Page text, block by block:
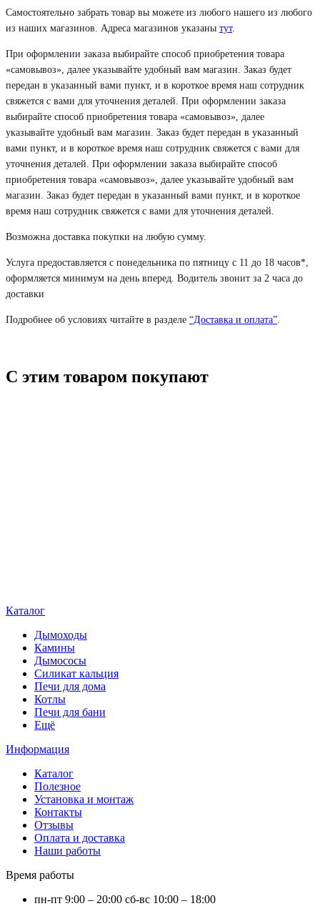
Самостоятельно забрать товар вы можете из любого нашего из любого
из наших магазинов. Адреса магазинов указаны тут.
При оформлении заказа выбирайте способ приобретения товара
«самовывоз», далее указывайте удобный вам магазин. Заказ будет
передан в указанный вами пункт, и в короткое время наш сотрудник
свяжется с вами для уточнения деталей. При оформлении заказа
выбирайте способ приобретения товара «самовывоз», далее
указывайте удобный вам магазин. Заказ будет передан в указанный
вами пункт, и в короткое время наш сотрудник свяжется с вами для
уточнения деталей. При оформлении заказа выбирайте способ
приобретения товара «самовывоз», далее указывайте удобный вам
магазин. Заказ будет передан в указанный вами пункт, и в короткое
время наш сотрудник свяжется с вами для уточнения деталей.
Возможна доставка покупки на любую сумму.
Услуга предоставляется с понедельника по пятницу с 11 до 18 часов*,
оформляется минимум на день вперед. Водитель звонит за 2 часа до
доставки
Подробнее об условиях читайте в разделе “Доставка и оплата”
С этим товаром покупают
Каталог
Дымоходы
Камины
Дымососы
Силикат кальция
Печи для дома
Котлы
Печи для бани
Ещё
Информация
Каталог
Полезное
Установка и монтаж
Контакты
Отзывы
Оплата и доставка
Наши работы
Время работы
пн-пт 9:00 – 20:00 сб-вс 10:00 – 18:00